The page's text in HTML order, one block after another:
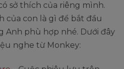
sở thích của riêng mình.
của con là gì để bắt đầu
Anh phù hợp nhé. Dưới đây
nghe từ Monkey: